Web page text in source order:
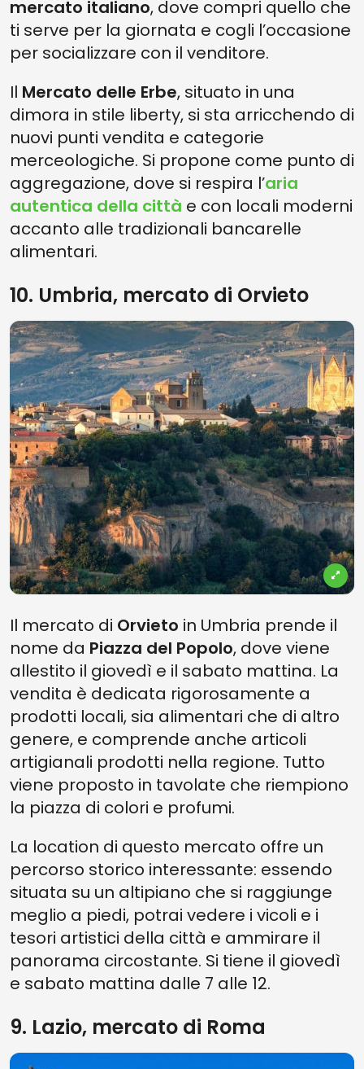
mercato italiano, dove compri quello che
ti serve per la giornata e cogli l’occasione
per socializzare con il venditore.
Il Mercato delle Erbe, situato in una
dimora in stile liberty, si sta arricchendo di
nuovi punti vendita e categorie
merceologiche. Si propone come punto di
aggregazione, dove si respira l’aria
autentica della città e con locali moderni
accanto alle tradizionali bancarelle
alimentari.
10. Umbria, mercato di Orvieto
Il mercato di Orvieto in Umbria prende il
nome da Piazza del Popolo, dove viene
allestito il giovedì e il sabato mattina. La
vendita è dedicata rigorosamente a
prodotti locali, sia alimentari che di altro
genere, e comprende anche articoli
artigianali prodotti nella regione. Tutto
viene proposto in tavolate che riempiono
la piazza di colori e profumi.
La location di questo mercato offre un
percorso storico interessante: essendo
situata su un altipiano che si raggiunge
meglio a piedi, potrai vedere i vicoli e i
tesori artistici della città e ammirare il
panorama circostante. Si tiene il giovedì
e sabato mattina dalle 7 alle 12.
9. Lazio, mercato di Roma